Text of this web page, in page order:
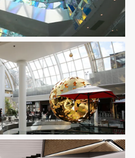
Ingenierie TCE Pilotage D'opération
/ MOEX